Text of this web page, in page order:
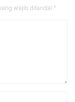
wajib ditandai *